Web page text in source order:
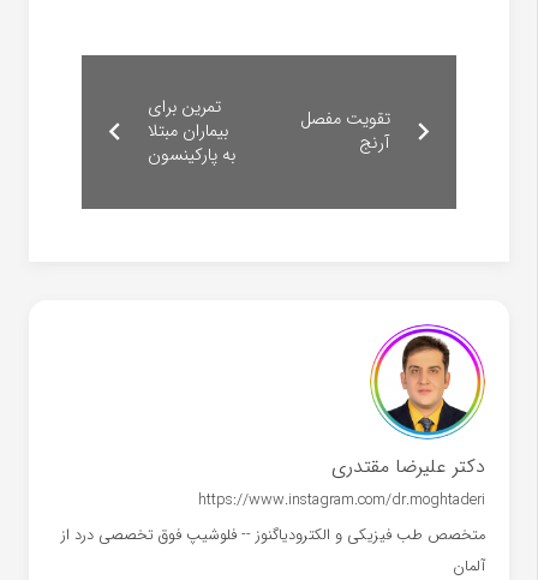
تمرین برای
بیماران مبتلا
به پارکینسون
تقویت مفصل
آرنج
دکتر علیرضا مقتدری
https://www.instagram.com/dr.moghtaderi
متخصص طب فیزیکی و الکترودیاگنوز -- فلوشیپ فوق تخصصی درد از
آلمان